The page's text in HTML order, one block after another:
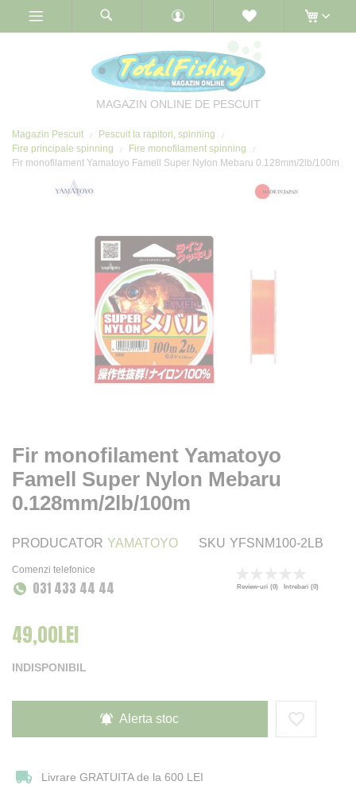
MAGAZIN ONLINE DE PESCUIT
Magazin Pescuit
Pescuit la rapitori, spinning
Fire principale spinning
Fire monofilament spinning
Fir monofilament Yamatoyo Famell Super Nylon Mebaru 0.128mm/2lb/100m
Fir monofilament Yamatoyo
Famell Super Nylon Mebaru
0.128mm/2lb/100m
PRODUCATOR YAMATOYO SKU YFSNM100-2LB
Comenzi telefonice
031 433 44 44
0
% of100
Review-uri (0) Intrebari (0)
49,00LEI
INDISPONIBIL
Alerta stoc
Livrare GRATUITA de la 600 LEI